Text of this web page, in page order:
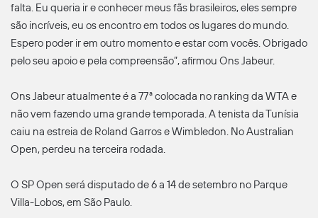
falta. Eu queria ir e conhecer meus fãs brasileiros, eles sempre
são incríveis, eu os encontro em todos os lugares do mundo.
Espero poder ir em outro momento e estar com vocês. Obrigado
pelo seu apoio e pela compreensão”, afirmou Ons Jabeur.
Ons Jabeur atualmente é a 77ª colocada no ranking da WTA e
não vem fazendo uma grande temporada. A tenista da Tunísia
caiu na estreia de Roland Garros e Wimbledon. No Australian
Open, perdeu na terceira rodada.
O SP Open será disputado de 6 a 14 de setembro no Parque
Villa-Lobos, em São Paulo.